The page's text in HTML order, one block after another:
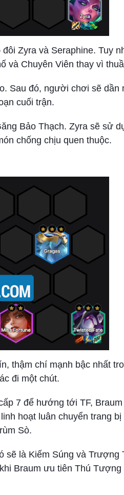
Zyra và Seraphine. Tuy
và Chuyên Viên thay vì
Sau đó, người chơi sẽ dần
cuối trận.
Bảo Thạch. Zyra sẽ sử
chống chịu quen thuộc.
thậm chí mạnh bậc nhất
đi một chút.
7 để hướng tới TF, Braum
hoạt luân chuyển trang
Sò.
sẽ là Kiếm Súng và Trượng
Braum ưu tiên Thú Tượng